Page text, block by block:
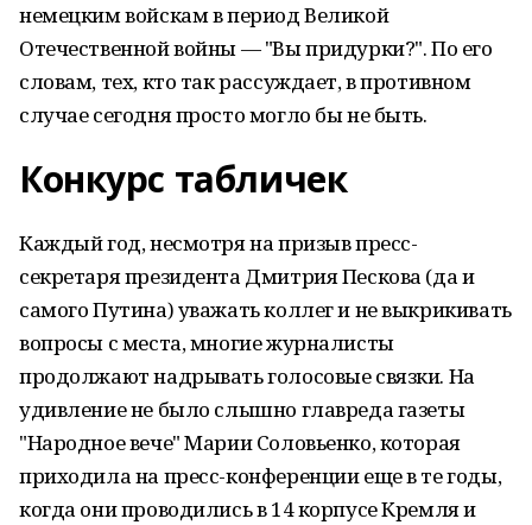
немецким войскам в период Великой
Отечественной войны — "Вы придурки?". По его
словам, тех, кто так рассуждает, в противном
случае сегодня просто могло бы не быть.
Конкурс табличек
Каждый год, несмотря на призыв пресс-
секретаря президента Дмитрия Пескова (да и
самого Путина) уважать коллег и не выкрикивать
вопросы с места, многие журналисты
продолжают надрывать голосовые связки. На
удивление не было слышно главреда газеты
"Народное вече" Марии Соловьенко, которая
приходила на пресс-конференции еще в те годы,
когда они проводились в 14 корпусе Кремля и